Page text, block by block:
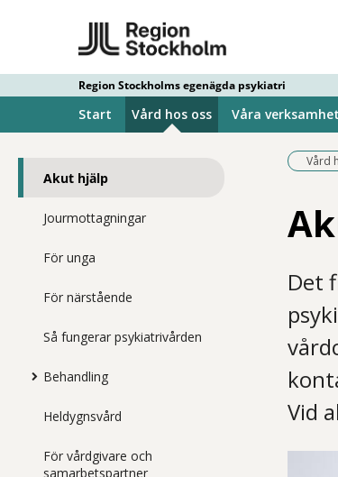
Region Stockholms egenägda psykiatri
Start Vård hos oss Våra
Akut hjälp
Jourmottagningar
För unga
För närstående
Så fungerar psykiatrivården
Behandling
Heldygnsvård
För vårdgivare och
samarbetspartner
Vård
Det
Vid